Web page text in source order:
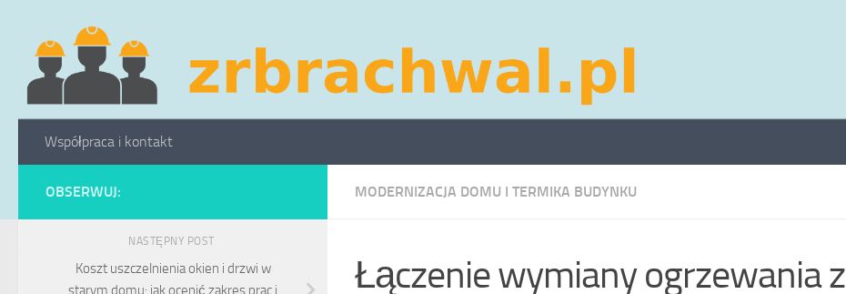
Skip to content
Współpraca i kontakt
MODERNIZACJA DOMU I TERMIKA BUDYNKU
Łączenie wymiany ogrzewania z
OBSERWUJ:
NASTĘPNY POST
Koszt uszczelnienia okien i drzwi w
starym domu: jak ocenić zakres prac i